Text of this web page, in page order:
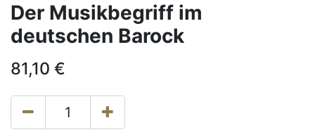
Der Musikbegriff im
deutschen Barock
81,10 €